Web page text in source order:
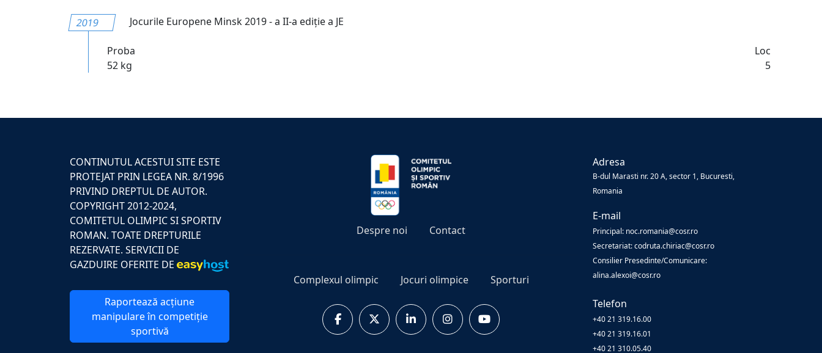
2019 Jocurile Europene Minsk 2019 - a II-a ediție a JE
Proba
Loc
52 kg
5
CONTINUTUL ACESTUI SITE ESTE
PROTEJAT PRIN LEGEA NR. 8/1996
PRIVIND DREPTUL DE AUTOR.
COPYRIGHT 2012-2024,
COMITETUL OLIMPIC SI SPORTIV
ROMAN. TOATE DREPTURILE
REZERVATE. SERVICII DE
GAZDUIRE OFERITE DE
Raportează acțiune
manipulare în competiție
sportivă
Despre noi Contact
Complexul olimpic Jocuri olimpice Sporturi
Adresa
B-dul Marasti nr. 20 A, sector 1, Bucuresti,
Romania
E-mail
Principal: noc.romania@cosr.ro
Secretariat: codruta.chiriac@cosr.ro
Consilier Presedinte/Comunicare:
alina.alexoi@cosr.ro
Telefon
+40 21 319.16.00
+40 21 319.16.01
+40 21 310.05.40